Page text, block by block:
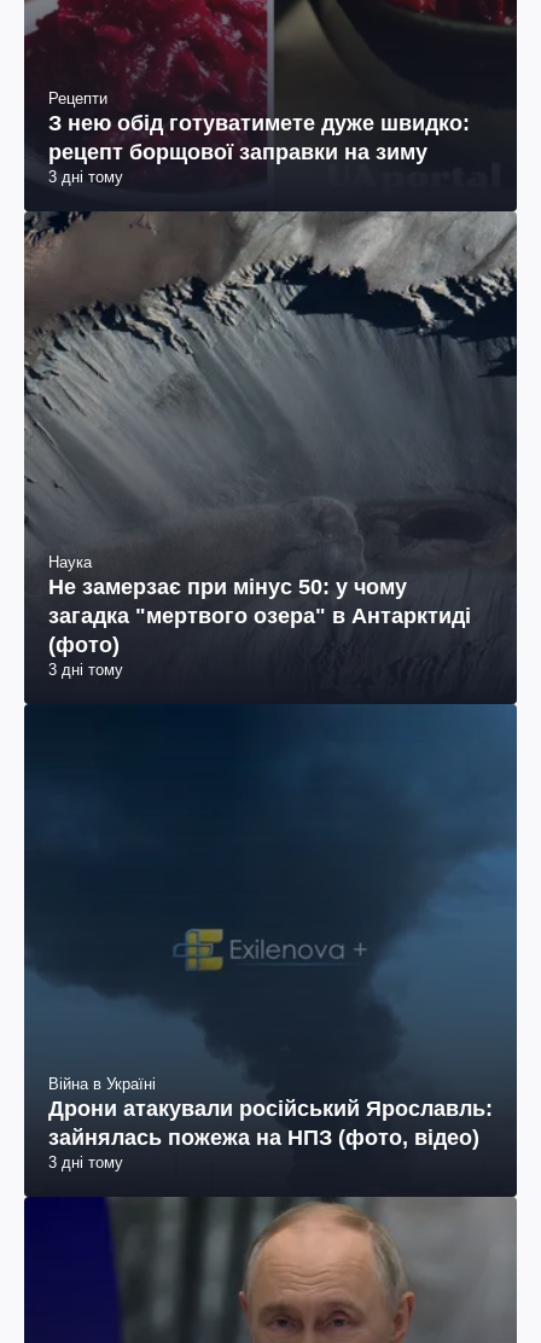
Рецепти
З нею обід готуватимете дуже швидко:
рецепт борщової заправки на зиму
3 дні тому
Наука
Не замерзає при мінус 50: у чому
загадка "мертвого озера" в Антарктиді
(фото)
3 дні тому
Війна в Україні
Дрони атакували російський Ярославль:
зайнялась пожежа на НПЗ (фото, відео)
3 дні тому